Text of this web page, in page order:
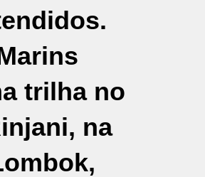
trilha no
na